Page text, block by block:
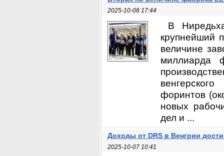
2025-10-08 17:44
В
крупнейший
величине
миллиарда
форинтов
новых
дел и ...
Доходы от DRS в Венгрии
2025-10-07 10:41